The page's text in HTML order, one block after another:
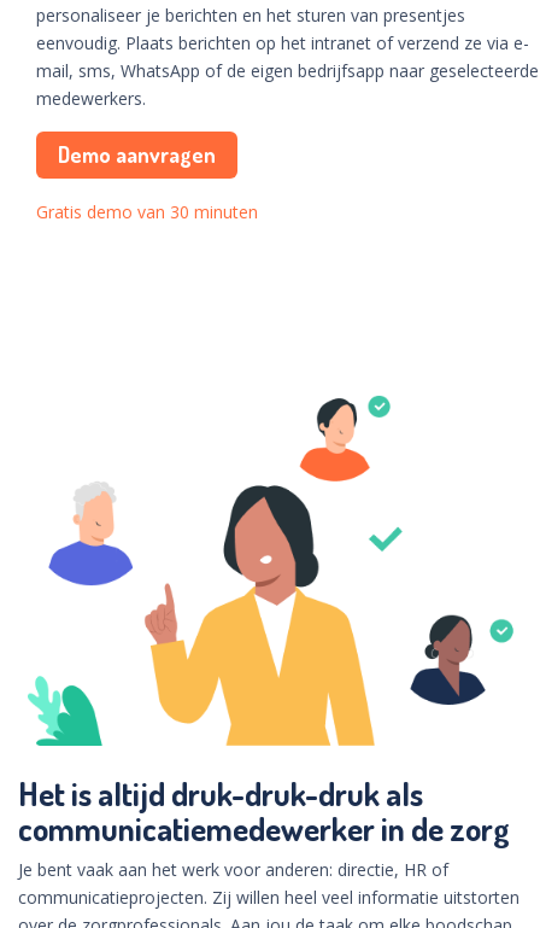
personaliseer je berichten en het sturen van presentjes
eenvoudig. Plaats berichten op het intranet of verzend ze via e-
mail, sms, WhatsApp of de eigen bedrijfsapp naar geselecteerde
medewerkers.
Demo aanvragen
Gratis demo van 30 minuten
Het is altijd druk-druk-druk als
communicatiemedewerker in de zorg
Je bent vaak aan het werk voor anderen: directie, HR of
communicatieprojecten. Zij willen heel veel informatie uitstorten